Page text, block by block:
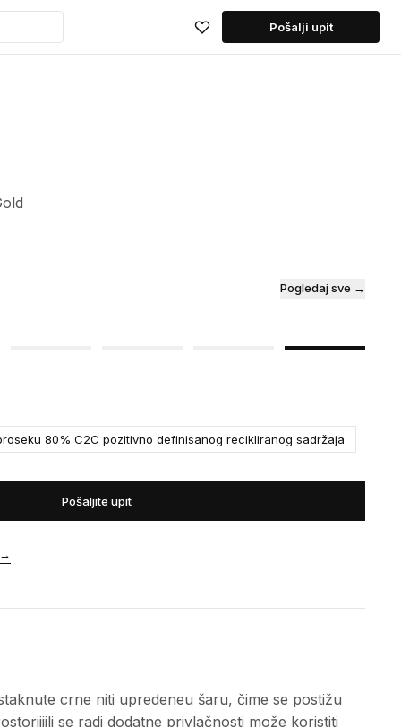
Pošalji upit
Pogledaj sve →
80% C2C pozitivno definisanog recikliranog sadržaja
Pošaljite upit
crne niti upredeneu šaru, čime se postižu
se radi dodatne privlačnosti može koristiti